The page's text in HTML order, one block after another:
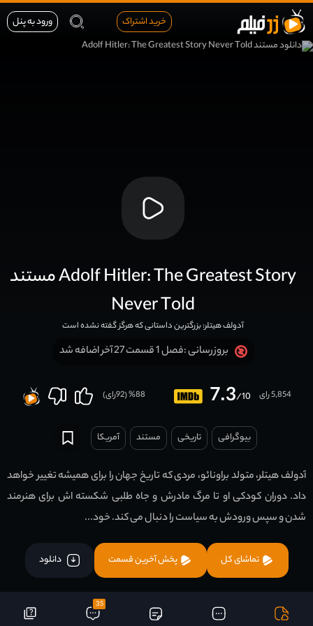
خرید اشتراک ورود به پنل
مستند Adolf Hitler: The Greatest Story
Never Told
آدولف هیتلر: بزرگترین داستانی که هرگز گفته نشده است
بروزرسانی :فصل 1 قسمت 27 آخر اضافه شد
7.3/10 5,854 رای 88
% (
92رای)
بیوگرافی تاریخی مستند آمریکا
آدولف هیتلر، متولد براونائو، مردی که تاریخ جهان را برای همیشه تغییر خواهد
داد. دوران کودکی او تا مرگ مادرش و جاه طلبی شکسته اش برای هنرمند
شدن و سپس ورودش به سیاست را دنبال می کند. خود...
تماشای کل پخش آخرین قسمت دانلود
35